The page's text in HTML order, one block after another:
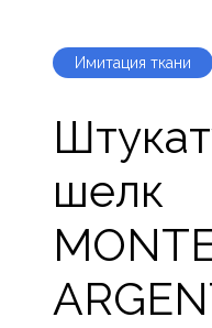
Имитация ткани
шелк